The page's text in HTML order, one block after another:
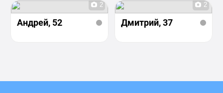
2
Андрей, 52
2
Дмитрий, 37